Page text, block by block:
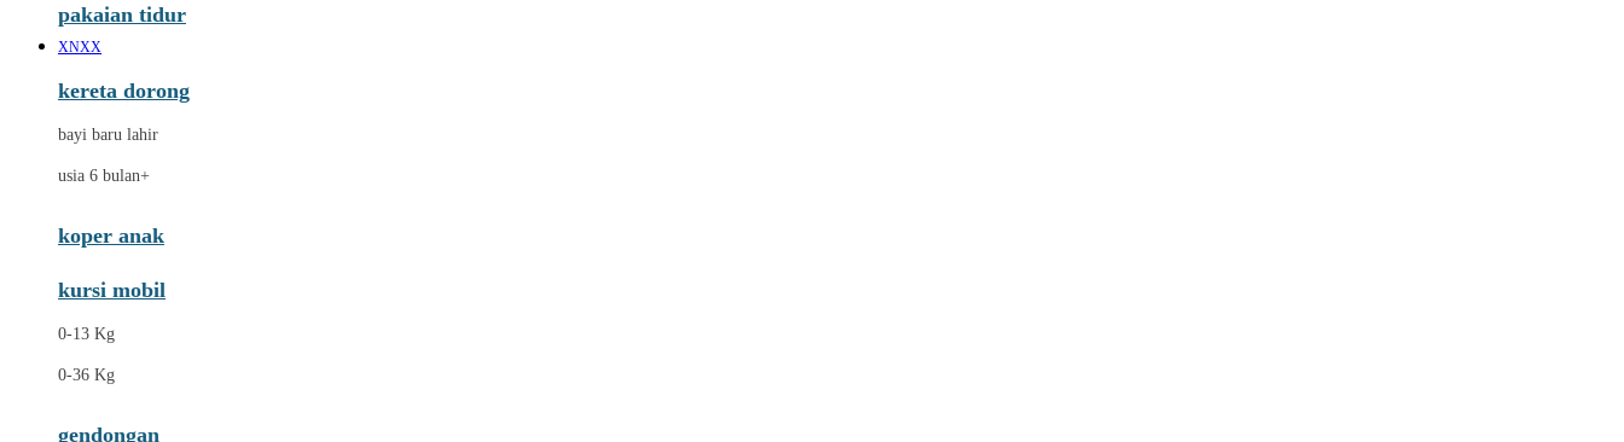
pakaian tidur
XNXX
kereta dorong
bayi baru lahir
usia 6 bulan+
koper anak
kursi mobil
0-13 Kg
0-36 Kg
gendongan